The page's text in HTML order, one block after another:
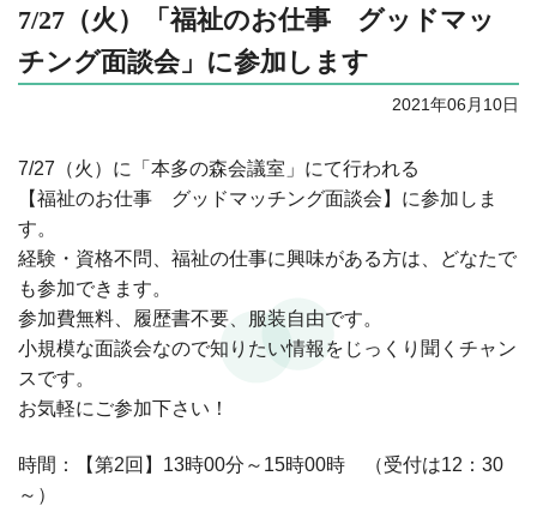
7/27（火）「福祉のお仕事 グッドマッ
チング面談会」に参加します
2021年06月10日
7/27（火）に「本多の森会議室」にて行われる
【福祉のお仕事 グッドマッチング面談会】に参加しま
す。
経験・資格不問、福祉の仕事に興味がある方は、どなたで
も参加できます。
参加費無料、
履歴書不要、服装自由です。
小規模な面談会なので知りたい情報をじっくり聞くチャン
スです。
お気軽にご参加下さい！
時間：【第2回】13時00分～15時00時 （受付は12：30
～）